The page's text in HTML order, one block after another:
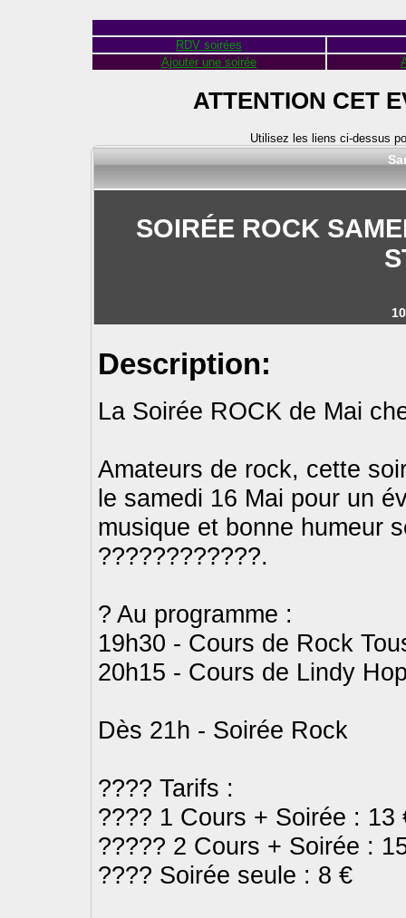
RDV soirées
Ajouter une soirée
ATTENTION CET
Utilisez les liens ci-dessus
SOIRÉE ROCK
Description:
La Soirée ROCK de Mai
Amateurs de rock, cette
le samedi 16 Mai pour un
musique et bonne humeur
????????????.
? Au programme :
19h30 - Cours de Rock
20h15 - Cours de Lindy
Dès 21h - Soirée Rock
???? Tarifs :
???? 1 Cours + Soirée : 13
????? 2 Cours + Soirée :
???? Soirée seule : 8 €